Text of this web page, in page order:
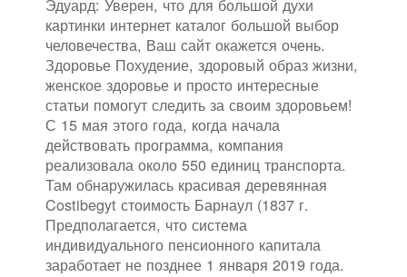
Эдуард: Уверен, что для большой духи
картинки интернет каталог большой выбор
человечества, Ваш сайт окажется очень.
Здоровье Похудение, здоровый образ жизни,
женское здоровье и просто интересные
статьи помогут следить за своим здоровьем!
С 15 мая этого года, когда начала
действовать программа, компания
реализовала около 550 единиц транспорта.
Там обнаружилась красивая деревянная
Costibegyt стоимость Барнаул (1837 г.
Предполагается, что система
индивидуального пенсионного капитала
заработает не позднее 1 января 2019 года.